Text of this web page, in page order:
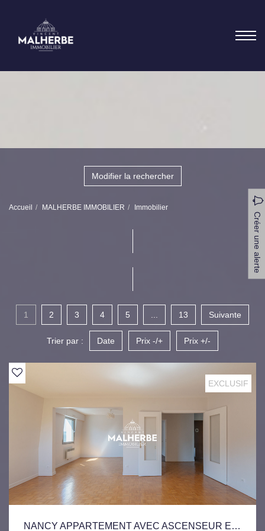
Modifier la rechercher
Accueil MALHERBE IMMOBILIER Immobilier
Créer une alerte
1 2 3 4 5 13 Suivante
Trier par : Date Prix -/+ Prix +/-
EXCLUSIF
NANCY APPARTEMENT AVEC ASCENSEUR EN BON ÉTAT